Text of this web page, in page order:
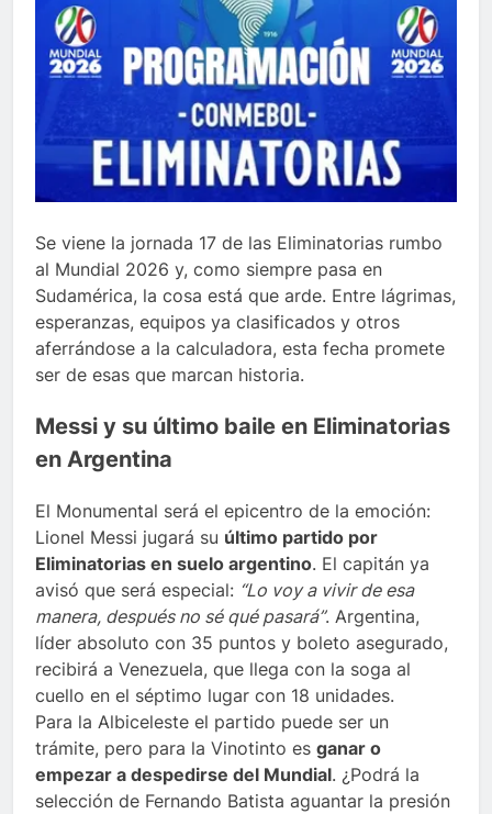
Se viene la jornada 17 de las Eliminatorias rumbo
al Mundial 2026 y, como siempre pasa en
Sudamérica, la cosa está que arde. Entre lágrimas,
esperanzas, equipos ya clasificados y otros
aferrándose a la calculadora, esta fecha promete
ser de esas que marcan historia.
Messi y su último baile en Eliminatorias
en Argentina
El Monumental será el epicentro de la emoción:
Lionel Messi jugará su último partido por
Eliminatorias en suelo argentino. El capitán ya
avisó que será especial: “Lo voy a vivir de esa
manera, después no sé qué pasará”. Argentina,
líder absoluto con 35 puntos y boleto asegurado,
recibirá a Venezuela, que llega con la soga al
cuello en el séptimo lugar con 18 unidades.
Para la Albiceleste el partido puede ser un
trámite, pero para la Vinotinto es ganar o
empezar a despedirse del Mundial. ¿Podrá la
selección de Fernando Batista aguantar la presión